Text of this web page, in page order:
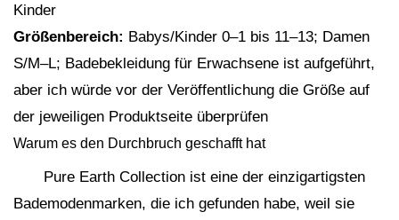
Kinder
Größenbereich: Babys/Kinder 0–1 bis 11–13; Damen
S/M–L; Badebekleidung für Erwachsene ist aufgeführt,
aber ich würde vor der Veröffentlichung die Größe auf
der jeweiligen Produktseite überprüfen
Warum es den Durchbruch geschafft hat
Pure Earth Collection ist eine der einzigartigsten
Bademodenmarken, die ich gefunden habe, weil sie